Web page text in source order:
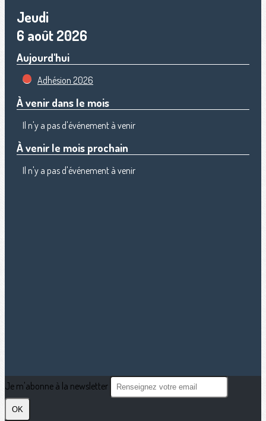
Jeudi
6 août 2026
Aujourd'hui
Adhésion 2026
À venir dans le mois
Il n'y a pas d'événement à venir
À venir le mois prochain
Il n'y a pas d'événement à venir
Je m'abonne à la newsletter
OK